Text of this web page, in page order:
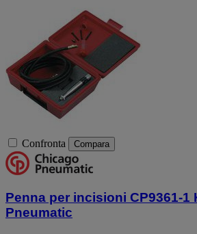
Confronta Compara
Penna per incisioni CP9361-1
Pneumatic